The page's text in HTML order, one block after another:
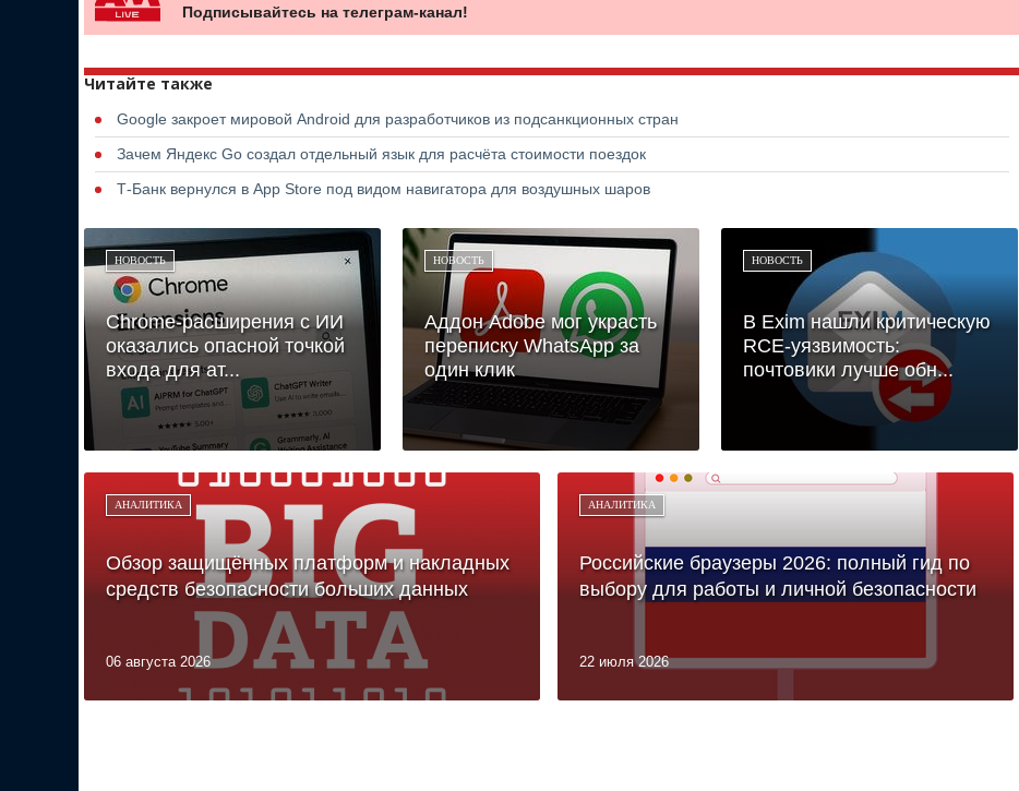
Подписывайтесь на телеграм-канал!
Читайте также
Google закроет мировой Android для разработчиков из подсанкционных стран
Зачем Яндекс Go создал отдельный язык для расчёта стоимости поездок
Т-Банк вернулся в App Store под видом навигатора для воздушных шаров
НОВОСТЬ
Chrome-расширения с ИИ
оказались опасной точкой
входа для ат...
НОВОСТЬ
Аддон Adobe мог украсть
переписку WhatsApp за
один клик
НОВОСТЬ
В Exim нашли критическую
RCE-уязвимость:
почтовики лучше обн...
АНАЛИТИКА
Обзор защищённых платформ и накладных
средств безопасности больших данных
06 августа 2026
АНАЛИТИКА
Российские браузеры 2026: полный гид по
выбору для работы и личной безопасности
22 июля 2026